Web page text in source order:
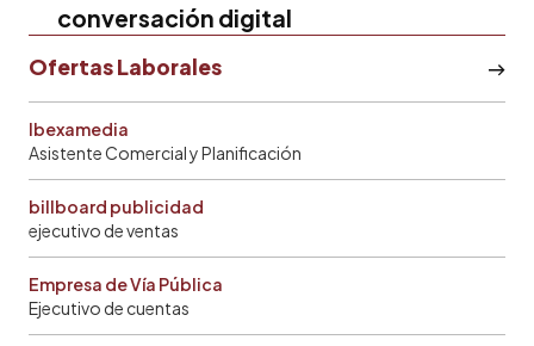
conversación digital
Ofertas Laborales
Ibexamedia
Asistente Comercial y Planificación
billboard publicidad
ejecutivo de ventas
Empresa de Vía Pública
Ejecutivo de cuentas